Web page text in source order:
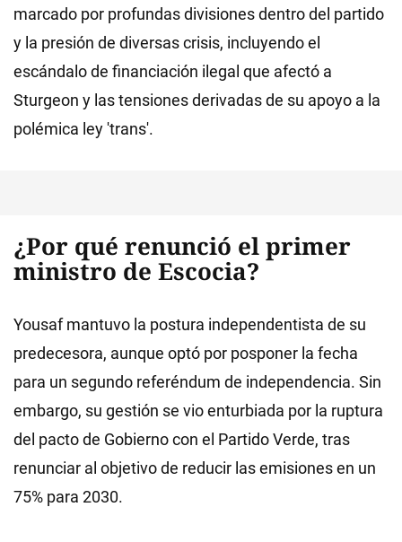
marcado por profundas divisiones dentro del partido
y la presión de diversas crisis, incluyendo el
escándalo de financiación ilegal que afectó a
Sturgeon y las tensiones derivadas de su apoyo a la
polémica ley 'trans'.
¿Por qué renunció el primer
ministro de Escocia?
Yousaf mantuvo la postura independentista de su
predecesora, aunque optó por posponer la fecha
para un segundo referéndum de independencia. Sin
embargo, su gestión se vio enturbiada por la ruptura
del pacto de Gobierno con el Partido Verde, tras
renunciar al objetivo de reducir las emisiones en un
75% para 2030.